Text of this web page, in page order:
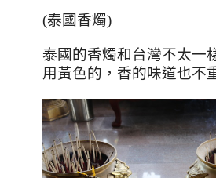
(泰國香燭)
泰國的香燭和台灣不太一
用黃色的，香的味道也不